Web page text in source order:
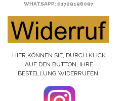
WHATSAPP: 01729196097
HIER KÖNNEN SIE, DURCH KLICK
AUF DEN BUTTON, IHRE
BESTELLUNG WIDERRUFEN.